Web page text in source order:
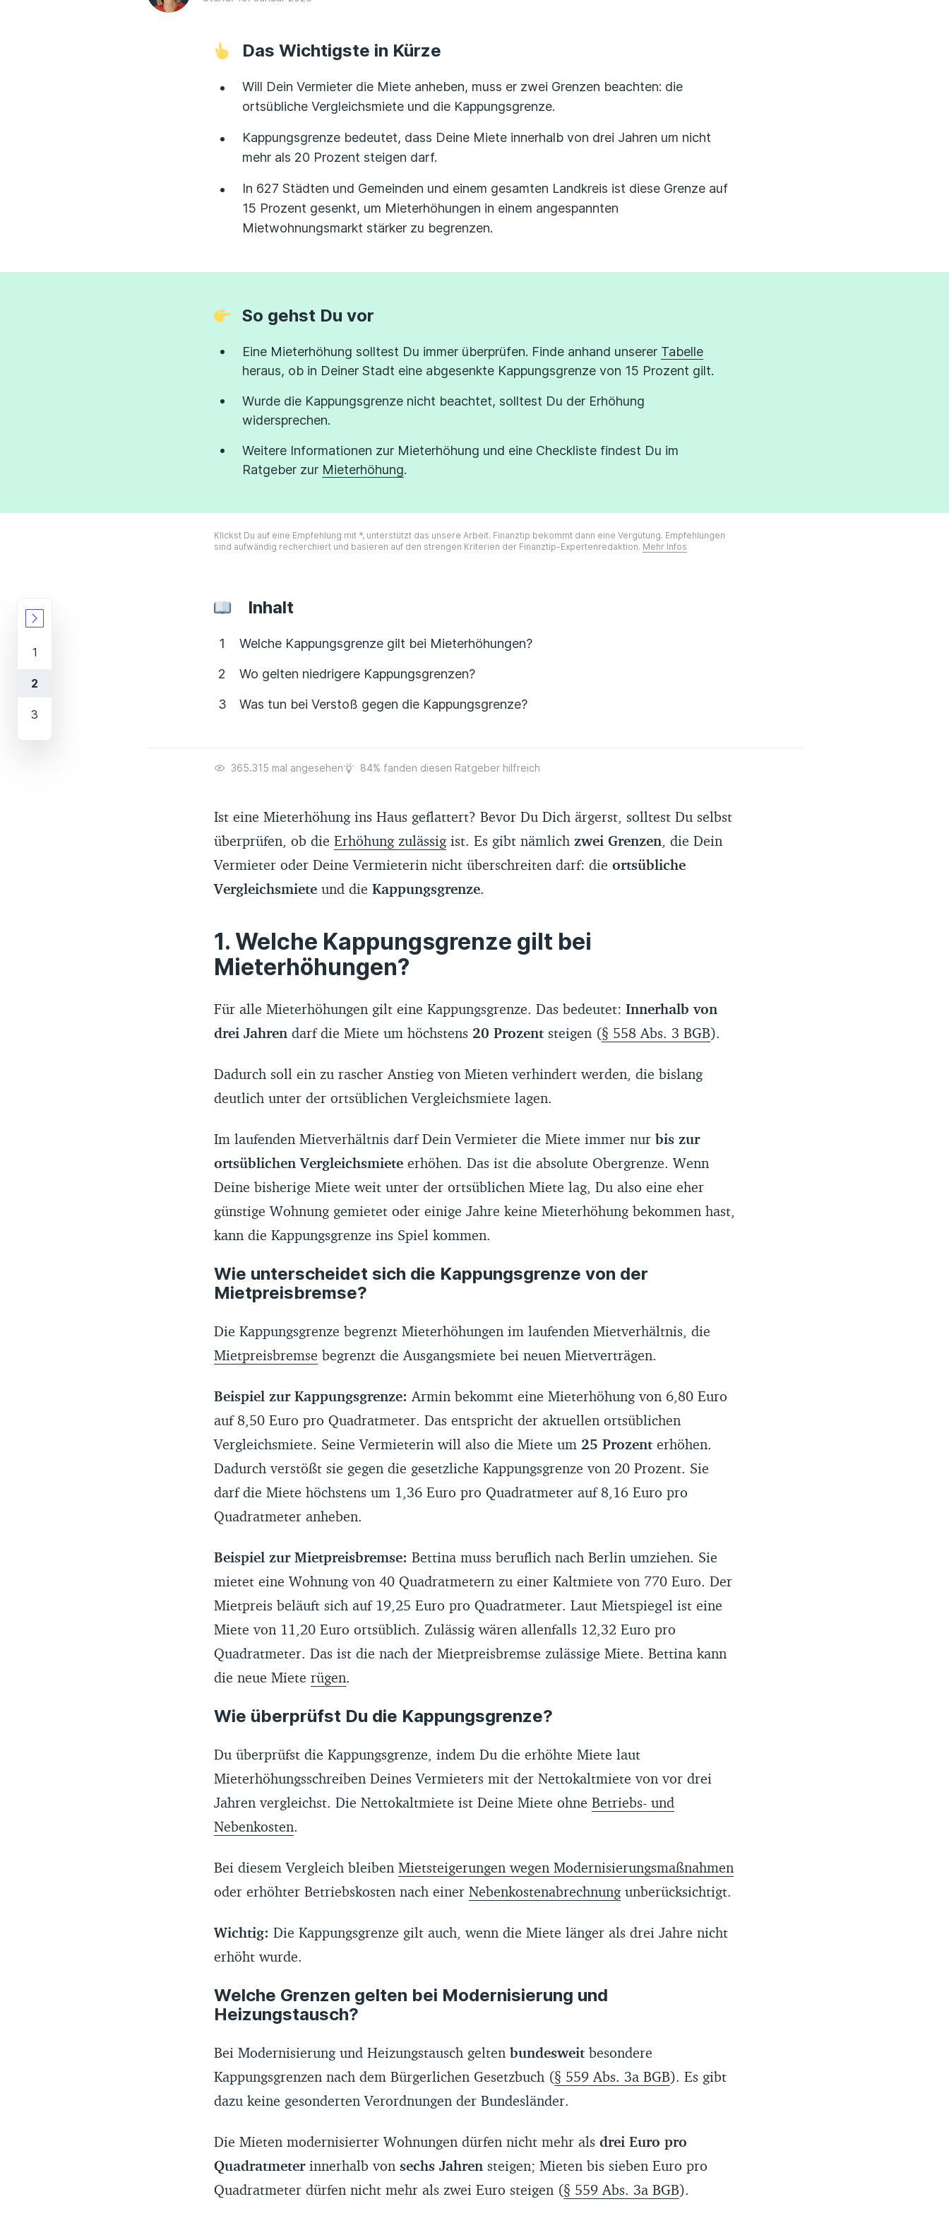
Academy
Das Wichtigste in Kürze
Will Dein Vermieter die Miete anheben, muss er zwei Grenzen beachten: die
ortsübliche Vergleichsmiete und die Kappungsgrenze.
Kappungsgrenze bedeutet, dass Deine Miete innerhalb von drei Jahren um nicht
mehr als 20 Prozent steigen darf.
In 627 Städten und Gemeinden und einem gesamten Landkreis ist diese Grenze auf
15 Prozent gesenkt, um Mieterhöhungen in einem angespannten
Mietwohnungsmarkt stärker zu begrenzen.
So gehst Du vor
Eine Mieterhöhung solltest Du immer überprüfen. Finde anhand unserer Tabelle
heraus, ob in Deiner Stadt eine abgesenkte Kappungsgrenze von 15 Prozent gilt.
Wurde die Kappungsgrenze nicht beachtet, solltest Du der Erhöhung
widersprechen.
Weitere Informationen zur Mieterhöhung und eine Checkliste findest Du im
Ratgeber zur Mieterhöhung.
Klickst Du auf eine Empfehlung mit *, unterstützt das unsere Arbeit. Finanztip bekommt dann eine Vergütung. Empfehlungen
sind aufwändig recherchiert und basieren auf den strengen Kriterien der Finanztip-Expertenredaktion. Mehr Infos
Inhalt
Welche Kappungsgrenze gilt bei Mieterhöhungen?
Wo gelten niedrigere Kappungsgrenzen?
Was tun bei Verstoß gegen die Kappungsgrenze?
365.315 mal angesehen 84% fanden diesen Ratgeber hilfreich
Ist eine Mieterhöhung ins Haus geflattert? Bevor Du Dich ärgerst, solltest Du selbst
überprüfen, ob die Erhöhung zulässigist. Es gibt nämlich zwei Grenzen, die Dein
Vermieter oder Deine Vermieterin nicht überschreiten darf: die ortsübliche
Vergleichsmieteund die Kappungsgrenze.
Welche Kappungsgrenze gilt bei
Mieterhöhungen?
Für alle Mieterhöhungen gilt eine Kappungsgrenze. Das bedeutet: Innerhalb von
drei Jahrendarf die Miete um höchstens 20 Prozentsteigen (§ 558 Abs. 3 BGB).
Dadurch soll ein zu rascher Anstieg von Mieten verhindert werden, die bislang
deutlich unter der ortsüblichen Vergleichsmiete lagen.
Im laufenden Mietverhältnis darf Dein Vermieter die Miete immer nur bis zur
ortsüblichen Vergleichsmieteerhöhen. Das ist die absolute Obergrenze. Wenn
Deine bisherige Miete weit unter der ortsüblichen Miete lag, Du also eine eher
günstige Wohnung gemietet oder einige Jahre keine Mieterhöhung bekommen hast,
kann die Kappungsgrenze ins Spiel kommen.
Wie unterscheidet sich die Kappungsgrenze von der
Mietpreisbremse?
Die Kappungsgrenze begrenzt Mieterhöhungen im laufenden Mietverhältnis, die
Mietpreisbremse begrenzt die Ausgangsmiete bei neuen Mietverträgen.
Beispiel zur Kappungsgrenze:Armin bekommt eine Mieterhöhung von 6,80 Euro
auf 8,50 Euro pro Quadratmeter. Das entspricht der aktuellen ortsüblichen
Vergleichsmiete. Seine Vermieterin will also die Miete um 25 Prozenterhöhen.
Dadurch verstößt sie gegen die gesetzliche Kappungsgrenze von 20 Prozent. Sie
darf die Miete höchstens um 1,36 Euro pro Quadratmeter auf 8,16 Euro pro
Quadratmeter anheben.
Beispiel zur Mietpreisbremse: Bettina muss beruflich nach Berlin umziehen. Sie
mietet eine Wohnung von 40 Quadratmetern zu einer Kaltmiete von 770 Euro. Der
Mietpreis beläuft sich auf 19,25 Euro pro Quadratmeter. Laut Mietspiegel ist eine
Miete von 11,20 Euro ortsüblich. Zulässig wären allenfalls 12,32 Euro pro
Quadratmeter. Das ist die nach der Mietpreisbremse zulässige Miete. Bettina kann
die neue Miete rügen.
Wie überprüfst Du die Kappungsgrenze?
Du überprüfst die Kappungsgrenze, indem Du die erhöhte Miete laut
Mieterhöhungsschreiben Deines Vermieters mit der Nettokaltmiete von vor drei
Jahren vergleichst. Die Nettokaltmiete ist Deine Miete ohne Betriebs- und
Nebenkosten.
Bei diesem Vergleich bleiben Mietsteigerungen wegen Modernisierungsmaßnahmen
oder erhöhter Betriebskosten nach einer Nebenkostenabrechnungunberücksichtigt.
Wichtig: Die Kappungsgrenze gilt auch, wenn die Miete länger als drei Jahre nicht
erhöht wurde.
Welche Grenzen gelten bei Modernisierung und
Heizungstausch?
Bei Modernisierung und Heizungstausch geltenbundesweitbesondere
Kappungsgrenzen nach dem Bürgerlichen Gesetzbuch (§ 559 Abs. 3a BGB). Es gibt
dazu keine gesonderten Verordnungen der Bundesländer.
Die Mieten modernisierter Wohnungen dürfen nicht mehr als drei Euro pro
Quadratmeterinnerhalb von sechs Jahrensteigen; Mieten bis sieben Euro pro
Quadratmeter dürfen nicht mehr als zwei Euro steigen (§ 559 Abs. 3a BGB).